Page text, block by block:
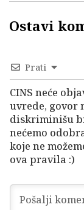
Ostavi
Prati
CINS neće
uvrede, govor
diskriminišu
nećemo
koje ne
ova pravila :)